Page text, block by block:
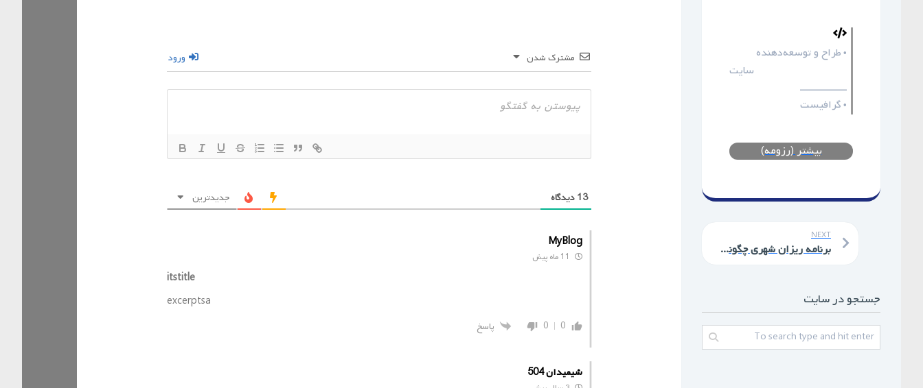
• طراح و توسعه‌دهنده
سایت
ـــــــــــــــــ
• گرافیست
بیشتر (رزومه)
NEXT
برنامه‌ ریزان شهری چگونه از فن آوری های جغرافیایی برای ساخت شهرهای انعطاف پذیر هوشمند استفاده می کنند؟
جستجو در سایت
مشترک شدن ورود
13دیدگاه جدیدترین
MyBlog
itstitle
excerptsa
0
0 پاسخ
شیمیدان 504